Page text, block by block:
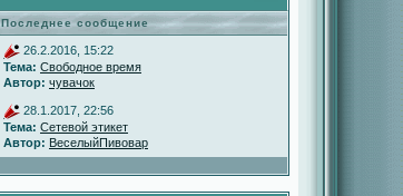
Последнее сообщение
26.2.2016, 15:22
Тема: Свободное время
Автор: чувачок
28.1.2017, 22:56
Тема: Сетевой этикет
Автор: ВеселыйПивовар